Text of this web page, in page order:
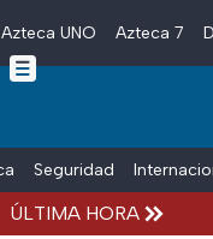
Skip to main content
Azteca UNO Azteca 7
Seguridad
ÚLTIMA HORA